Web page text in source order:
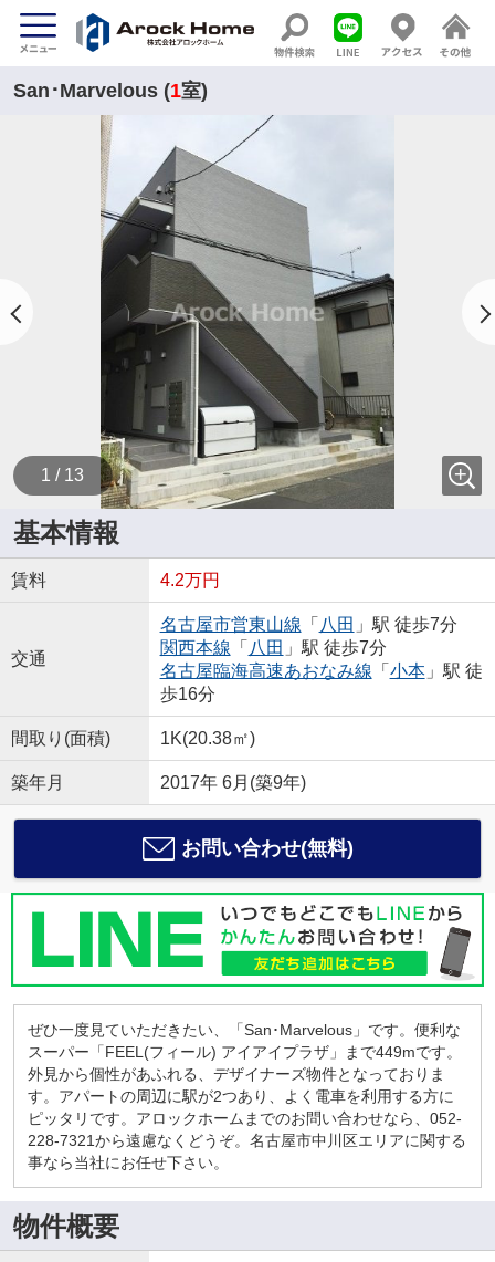
San･Marvelous (1室)
1 / 13
基本情報
賃料 4.2万円
交通
名古屋市営東山線 「 八田 」駅 徒歩7分
関西本線 「 八田 」駅 徒歩7分
名古屋臨海高速あおなみ線 「 小本」駅 徒
歩16分
間取り(面積) 1K(20.38㎡)
築年月 2017年 6月(築9年)
お問い合わせ(無料)
ぜひ一度見ていただきたい、「San･Marvelous」です。便利な
スーパー「FEEL(フィール) アイアイプラザ」まで449mです。
外見から個性があふれる、デザイナーズ物件となっておりま
す。アパートの周辺に駅が2つあり、よく電車を利用する方に
ピッタリです。アロックホームまでのお問い合わせなら、052-
228-7321から遠慮なくどうぞ。名古屋市中川区エリアに関する
事なら当社にお任せ下さい。
物件概要